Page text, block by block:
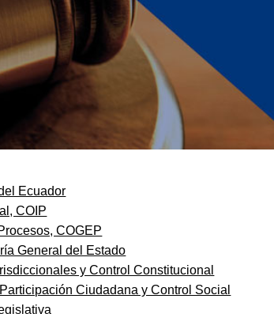
Ecuador
COIP
COGEP
General del Estado
y Control Constitucional
Ciudadana y Control Social